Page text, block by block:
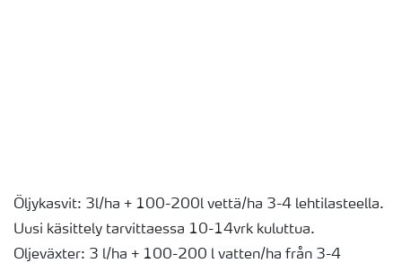
Öljykasvit: 3l/ha + 100-200l vettä/ha 3-4 lehtilasteella.
Uusi käsittely tarvittaessa 10-14vrk kuluttua.
Oljeväxter: 3 l/ha + 100-200 l vatten/ha från 3-4